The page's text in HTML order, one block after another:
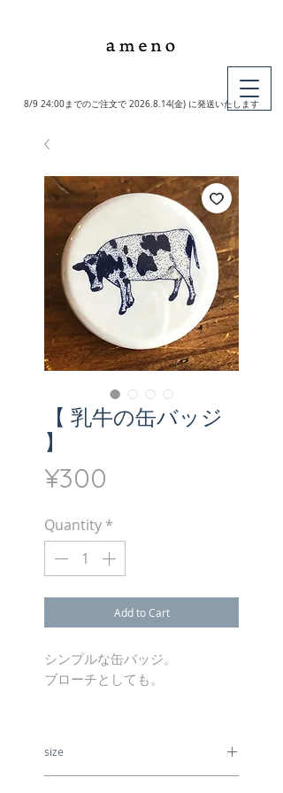
8/9 24:00までのご注文で 2026.8.14(金) に発送いたします
【 乳牛の缶バッジ
】
¥300
Quantity *
Add to Cart
シンプルな缶バッジ。
ブローチとしても。
size